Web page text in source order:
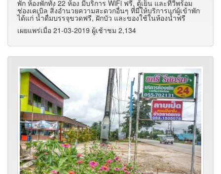
พัก ห้องพักทั้ง 22 ห้อง มีบริการ WiFi ฟรี, ตู้เย็น และทีวีพร้อม
ช่องเคเบิล สิ่งอำนวยความสะดวกอื่นๆ ที่มีให้บริการแก่ผู้เข้าพัก
ได้แก่ น้ำดื่มบรรจุขวดฟรี, ฝักบัว และของใช้ในห้องน้ำฟรี
เผยแพร่เมื่อ 21-03-2019 ผู้เช้าชม 2,134